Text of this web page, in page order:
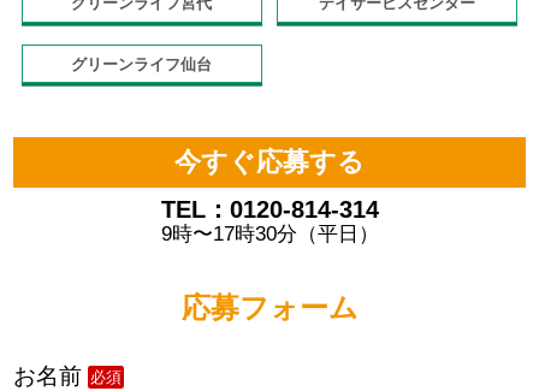
グリーンライフ仙台
今すぐ応募する
TEL：0120-814-314
9時〜17時30分（平日）
応募フォーム
お名前 必須